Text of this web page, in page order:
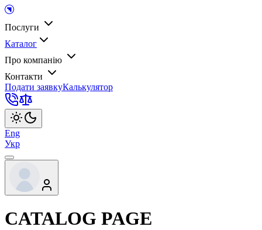
Послуги
Каталог
Про компанію
Контакти
Подати заявкуКалькулятор
Eng
Укр
CATALOG PAGE